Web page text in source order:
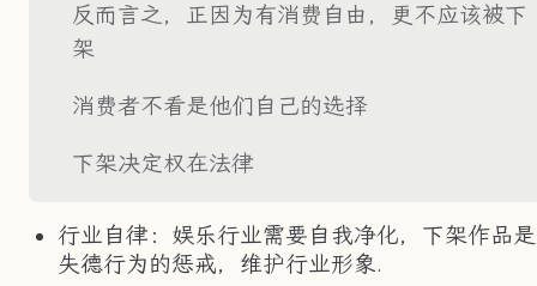
反而言之，正因为有消费自由，更不应该被下
架
消费者不看是他们自己的选择
下架决定权在法律
行业自律：娱乐行业需要自我净化，下架作品
失德行为的惩戒，维护行业形象.